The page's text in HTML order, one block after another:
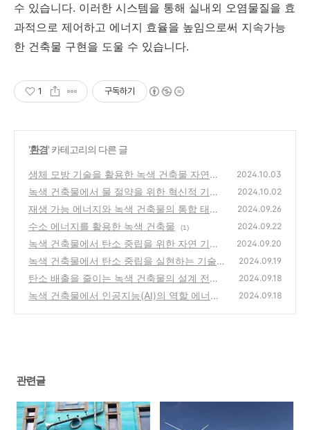
수 있습니다. 이러한 시스템을 통해 실내외 오염물질을 효
과적으로 제어하고 에너지 효율을 높임으로써 지속가능
한 건축물 구현을 도울 수 있습니다.
1 구독하기
'환경' 카테고리의 다른 글
생체 모방 기술을 활용한 녹색 건축물 자연에
서 영감을 받은 설계
(0)
2024.10.03
녹색 건축물에서 물 절약을 위한 혁신적 기술
빗물 재활용과 회수 시스템
(3)
2024.10.02
재생 가능 에너지와 녹색 건축물의 통합 태양
광 풍력 지열의 효율성 극대화
(4)
2024.09.26
수소 에너지를 활용한 녹색 건축물 (1) 2024.09.22
녹색 건축물에서 탄소 중립을 위한 자연 기반
해결책 (Nature-Based Solutions)
(1)
2024.09.20
녹색 건축물에서 탄소 중립을 실현하는 기술
(4)
2024.09.19
탄소 배출을 줄이는 녹색 건축물의 설계 전략
(1)
2024.09.18
녹색 건축물에서 인공지능(AI)의 역할 에너지
2024.09.18
관련글